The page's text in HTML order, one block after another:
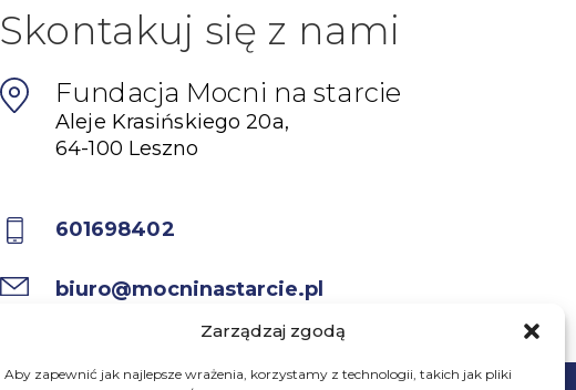
Zarządzaj zgodą
Aby zapewnić jak najlepsze wrażenia, korzystamy z technologii, takich jak pliki
Skontakuj się z nami
Fundacja Mocni na starcie
Aleje Krasińskiego 20a,
64-100 Leszno
601698402
biuro@mocninastarcie.pl